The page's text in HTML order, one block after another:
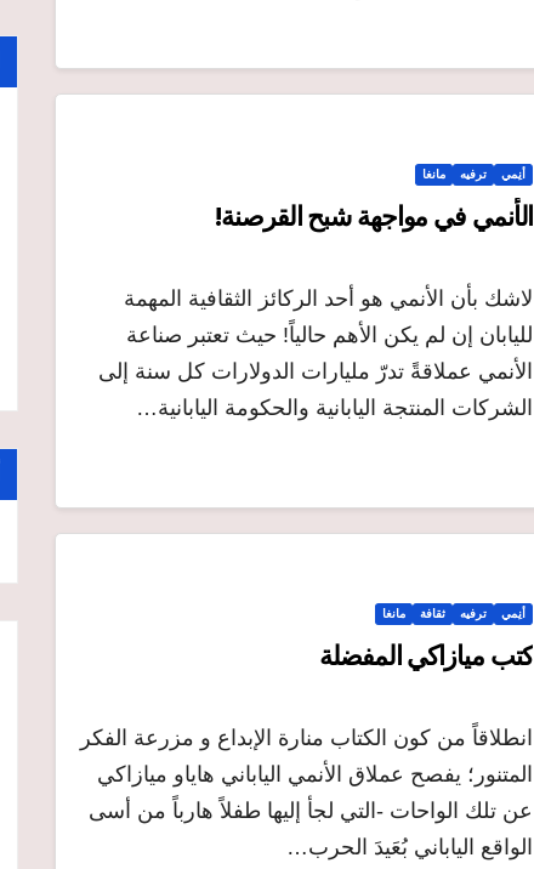
أنِمي ترفيه مانغا
الأنمي في مواجهة شبح القرصنة!
لاشك بأن الأنمي هو أحد الركائز الثقافية المهمة
لليابان إن لم يكن الأهم حالياً! حيث تعتبر صناعة
الأنمي عملاقةً تدرّ مليارات الدولارات كل سنة إلى
الشركات المنتجة اليابانية والحكومة اليابانية…
أنِمي ترفيه ثقافة مانغا
كتب ميازاكي المفضلة
انطلاقاً من كون الكتاب منارة الإبداع و مزرعة الفكر
المتنور؛ يفصح عملاق الأنمي الياباني هاياو ميازاكي
عن تلك الواحات -التي لجأ إليها طفلاً هارباً من أسى
الواقع الياباني بُعَيدَ الحرب…